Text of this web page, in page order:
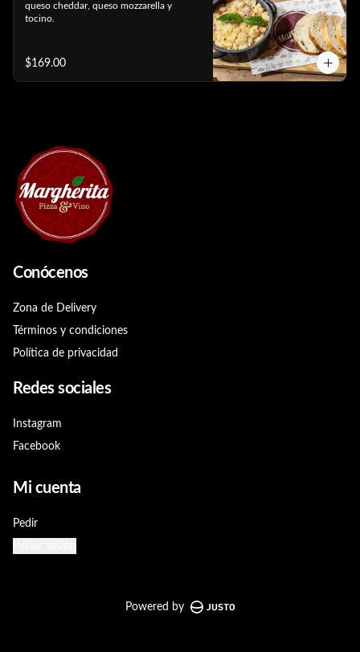
queso cheddar, queso mozzarella y
tocino.
$169.00
Conócenos
Zona de Delivery
Términos y condiciones
Política de privacidad
Redes sociales
Instagram
Facebook
Mi cuenta
Pedir
Powered by